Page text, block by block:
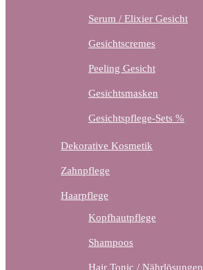
Serum / Elixier Gesicht
Gesichtscremes
Peeling Gesicht
Gesichtsmasken
Gesichtspflege-Sets %
Dekorative Kosmetik
Zahnpflege
Haarpflege
Kopfhautpflege
Shampoos
Hair Tonic / Nährlösungen